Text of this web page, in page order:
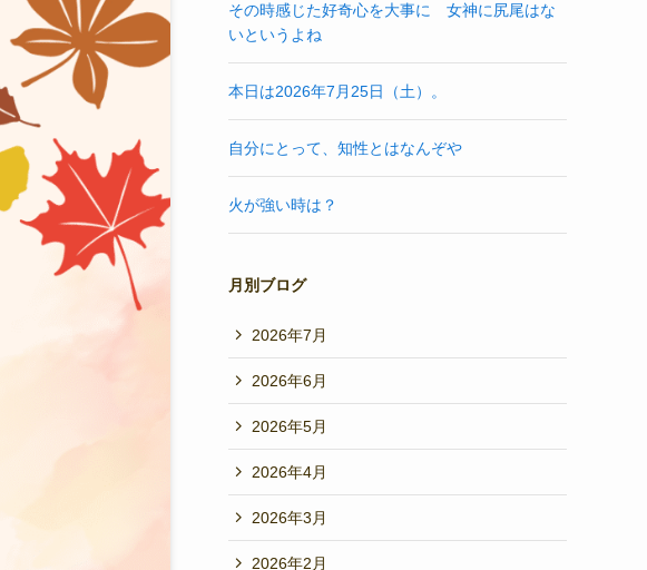
その時感じた好奇心を大事に 女神に尻尾はな
いというよね
本日は2026年7月25日（土）。
自分にとって、知性とはなんぞや
火が強い時は？
月別ブログ
2026年7月
2026年6月
2026年5月
2026年4月
2026年3月
2026年2月